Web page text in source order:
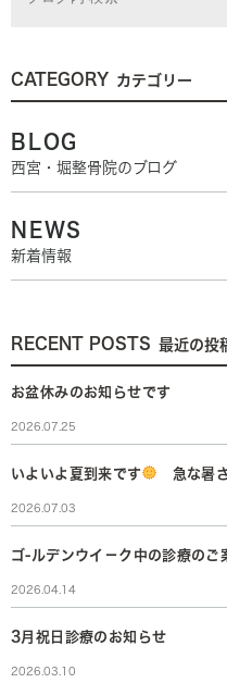
CATEGORY カテゴリー
BLOG
西宮・堀整骨院のブログ
NEWS
新着情報
RECENT POSTS 最近の投
お盆休みのお知らせです
2026.07.25
いよいよ夏到来です 急な暑
2026.07.03
ゴ-ルデンウイ－ク中の診療のご
2026.04.14
3月祝日診療のお知らせ
2026.03.10